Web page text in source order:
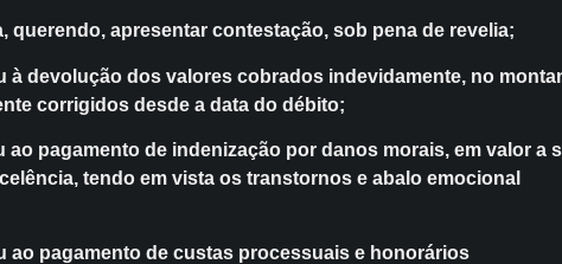
querendo, apresentar contestação, sob pena de revelia;
à devolução dos valores cobrados indevidamente, no
corrigidos desde a data do débito;
ao pagamento de indenização por danos morais, em valor a
tendo em vista os transtornos e abalo emocional
ao pagamento de custas processuais e honorários